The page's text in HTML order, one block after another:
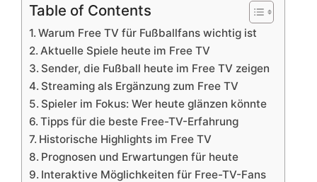
Table of Contents
Warum Free TV für Fußballfans wichtig ist
Aktuelle Spiele heute im Free TV
Sender, die Fußball heute im Free TV zeigen
Streaming als Ergänzung zum Free TV
Spieler im Fokus: Wer heute glänzen könnte
Tipps für die beste Free-TV-Erfahrung
Historische Highlights im Free TV
Prognosen und Erwartungen für heute
Interaktive Möglichkeiten für Free-TV-Fans